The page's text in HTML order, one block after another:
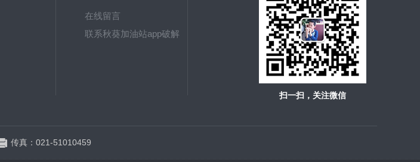
在线留言
联系秋葵加油站app破解
扫一扫，关注微信
传真：021-51010459